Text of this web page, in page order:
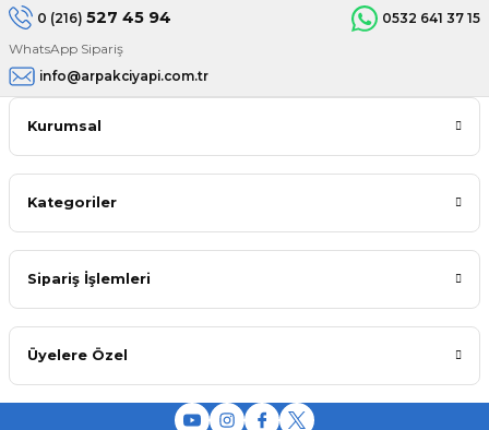
0 (216) 527 45 94
0532 641 37 15
WhatsApp Sipariş
info@arpakciyapi.com.tr
Kurumsal
Kategoriler
Sipariş İşlemleri
Üyelere Özel